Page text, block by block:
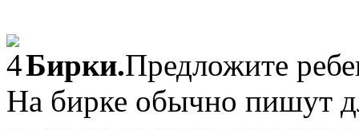
Бирки.Предложите
На бирке обычно пишут